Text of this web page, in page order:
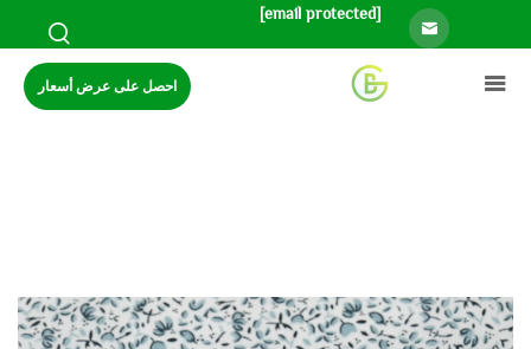
[email protected]
احصل على عرض أسعار